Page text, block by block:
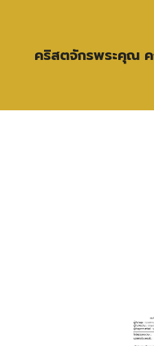
คริสตจักรพระคุณ